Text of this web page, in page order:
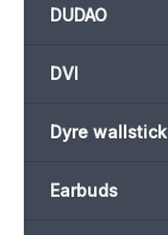
DUDAO
DVI
Dyre
Earbuds